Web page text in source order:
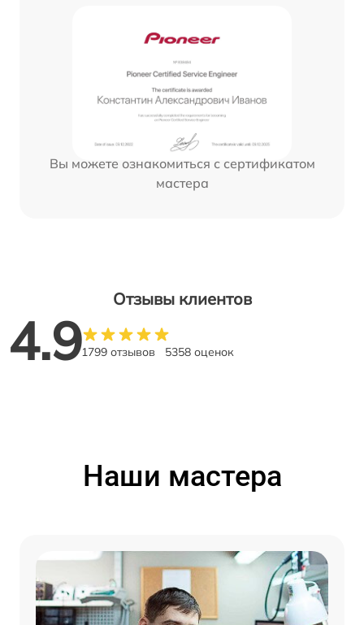
Вы можете ознакомиться с сертификатом
мастера
Отзывы клиентов
4.91799 отзывов 5358 оценок
Наши мастера